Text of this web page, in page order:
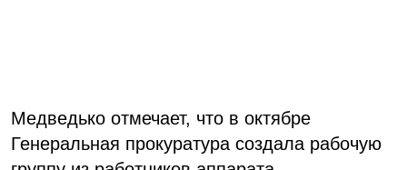
Медведько отмечает, что в октябре
Генеральная прокуратура создала рабочую